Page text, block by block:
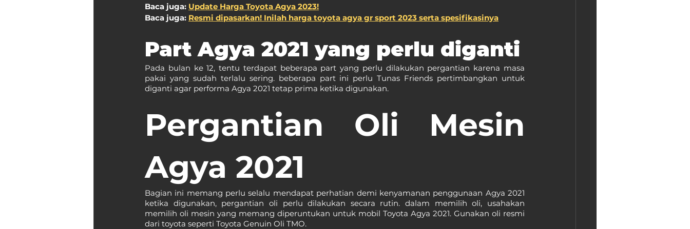
Baca juga: Update Harga Toyota Agya 2023!
Baca juga: Resmi dipasarkan! Inilah harga toyota agya gr sport 2023 serta spesifikasinya
Part Agya 2021 yang perlu diganti
Pada bulan ke 12, tentu terdapat beberapa part yang perlu dilakukan pergantian karena masa
pakai yang sudah terlalu sering. beberapa part ini perlu Tunas Friends pertimbangkan untuk
diganti agar performa Agya 2021 tetap prima ketika digunakan.
Pergantian Oli Mesin
Agya 2021
Bagian ini memang perlu selalu mendapat perhatian demi kenyamanan penggunaan Agya 2021
ketika digunakan, pergantian oli perlu dilakukan secara rutin. dalam memilih oli, usahakan
memilih oli mesin yang memang diperuntukan untuk mobil Toyota Agya 2021. Gunakan oli resmi
dari toyota seperti Toyota Genuin Oli TMO.